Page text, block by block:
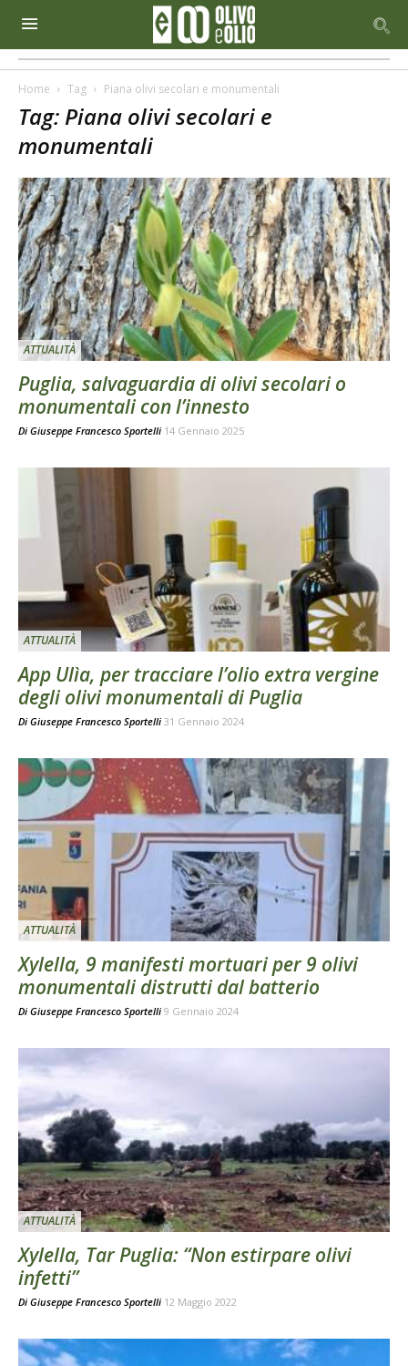
Home Tag Piana olivi secolari e monumentali
Tag: Piana olivi secolari e
monumentali
ATTUALITÀ
Puglia, salvaguardia di olivi secolari o
monumentali con l’innesto
Di Giuseppe Francesco Sportelli 14 Gennaio 2025
ATTUALITÀ
App Ulìa, per tracciare l’olio extra vergine
degli olivi monumentali di Puglia
Di Giuseppe Francesco Sportelli 31 Gennaio 2024
ATTUALITÀ
Xylella, 9 manifesti mortuari per 9 olivi
monumentali distrutti dal batterio
Di Giuseppe Francesco Sportelli 9 Gennaio 2024
ATTUALITÀ
Xylella, Tar Puglia: “Non estirpare olivi
infetti”
Di Giuseppe Francesco Sportelli 12 Maggio 2022